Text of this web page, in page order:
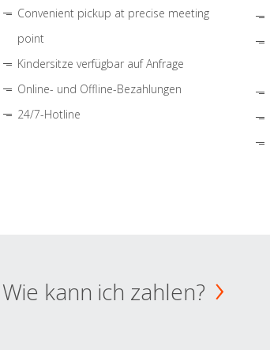
Convenient pickup at precise meeting
point
Kindersitze verfügbar auf Anfrage
Online- und Offline-Bezahlungen
24/7-Hotline
Wie kann ich zahlen?